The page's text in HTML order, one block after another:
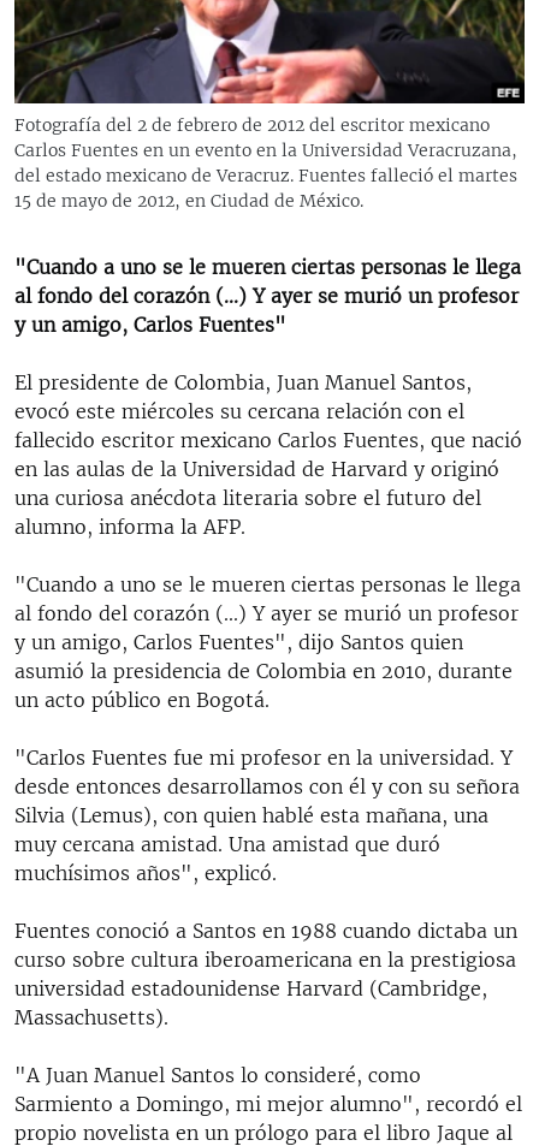
RADIO MARTÍ
ESPECIALES
ESPECIALES
LA REALIDAD DE LA VIVIENDA EN CUBA
SER VIEJO EN CUBA
LOS SANTOS DE HIALEAH
DESINFORMACIÓN RUSA EN AMÉRICA LATINA
MULTIMEDIA
EDITORIALES
SÍGUENOS
Fotografía del 2 de febrero de 2012 del escritor mexicano
Carlos Fuentes en un evento en la Universidad Veracruzana,
del estado mexicano de Veracruz. Fuentes falleció el martes
15 de mayo de 2012, en Ciudad de México.
"Cuando a uno se le mueren ciertas personas le llega
al fondo del corazón (...) Y ayer se murió un profesor
y un amigo, Carlos Fuentes"
El presidente de Colombia, Juan Manuel Santos,
evocó este miércoles su cercana relación con el
fallecido escritor mexicano Carlos Fuentes, que nació
en las aulas de la Universidad de Harvard y originó
una curiosa anécdota literaria sobre el futuro del
alumno, informa la AFP.
"Cuando a uno se le mueren ciertas personas le llega
al fondo del corazón (...) Y ayer se murió un profesor
y un amigo, Carlos Fuentes", dijo Santos quien
asumió la presidencia de Colombia en 2010, durante
un acto público en Bogotá.
"Carlos Fuentes fue mi profesor en la universidad. Y
desde entonces desarrollamos con él y con su señora
Silvia (Lemus), con quien hablé esta mañana, una
muy cercana amistad. Una amistad que duró
muchísimos años", explicó.
Fuentes conoció a Santos en 1988 cuando dictaba un
curso sobre cultura iberoamericana en la prestigiosa
universidad estadounidense Harvard (Cambridge,
Massachusetts).
"A Juan Manuel Santos lo consideré, como
Sarmiento a Domingo, mi mejor alumno", recordó el
propio novelista en un prólogo para el libro Jaque al